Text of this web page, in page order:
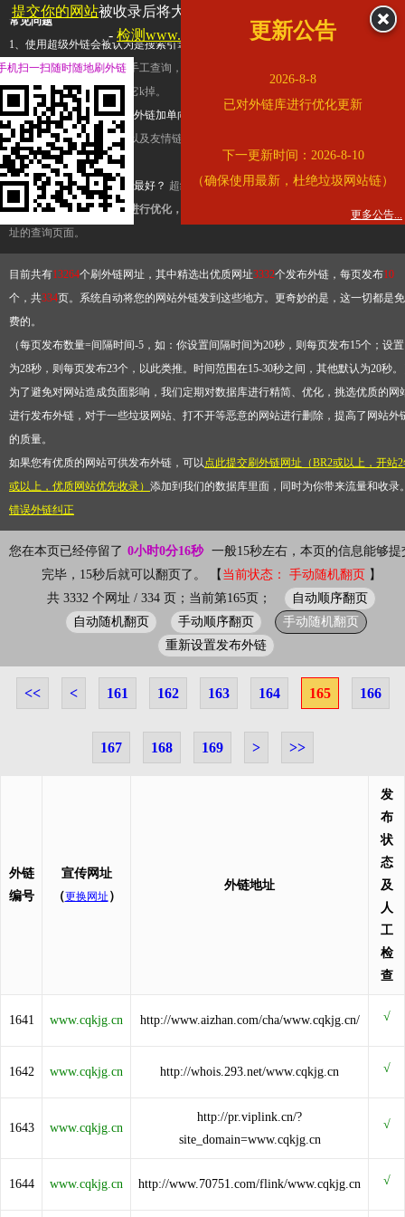
常见问题
1、使用超级外链会被认为是搜索引擎优化作弊吗？ 超级外链只是一个简便而集成
查询工具，模拟的是正常手工查询，不是作弊。如果是作弊，那您可以使用超级外
推广竞争对手的网址，让它k掉。
2、网站优化单纯依靠超级外链加单向链接可行吗？
链，需要结合普通的外链以及友情链接，您可以到站长论坛发布外链，到友情链接
台交换友情链接。
3、如何使用超级外链效果最好？ 超级外链不同于普通的外链，它是动态的链接，
有频繁使用超级外链工具进行优化，才能获得稳定的外链
，最终使搜索引擎收录带
址的查询页面。
目前共有13264个刷外链网址，其中精选出优质网址3332个发布外链，每页发布10
个，共334页。系统自动将您的网站外链发到这些地方。更奇妙的是，这一切都是免
费的。
（每页发布数量=间隔时间-5，如：你设置间隔时间为20秒，则每页发布15个；设置
为28秒，则每页发布23个，以此类推。时间范围在15-30秒之间，其他默认为20秒
为了避免对网站造成负面影响，我们定期对数据库进行精简、优化，挑选优质的网
进行发布外链，对于一些垃圾网站、打不开等恶意的网站进行删除，提高了网站外
的质量。
如果您有优质的网站可供发布外链，可以点此提交刷外链网址（BR2或以上，开站
或以上，优质网站优先收录） 添加到我们的数据库里面，同时为你带来流量和收录
错误外链纠正
您在本页已经停留了 0小时0分16秒 一般15秒左右，本页的信息能够提
完毕，15秒后就可以翻页了。 【 当前状态： 手动随机翻页 】
共 3332 个网址 / 334 页；当前第165页；
自动顺序翻页
自动随机翻页
手动顺序翻页
手动随机翻页
重新设置发布外链
<< < 161 162 163 164 165 166
167 168 169 > >>
外链
编号
宣传网址
（更换网址 ）
外链地址
发
布
状
态
及
人
工
检
查
1641 www.cqkjg.cn http://www.aizhan.com/cha/www.cqkjg.cn/
1642 www.cqkjg.cn http://whois.293.net/www.cqkjg.cn
1643 www.cqkjg.cn
http://pr.viplink.cn/?
site_domain=www.cqkjg.cn
1644 www.cqkjg.cn http://www.70751.com/flink/www.cqkjg.cn
提交你的网站被收录后将大幅提升流量和外链，
查看展示页面
- 检测www.cqkjg.cn是否收录更新公告
2026-8-8
已对外链库进行优化更新
下一更新时间：2026-8-10
（确保使用最新，杜绝垃圾网站链）
更多公告...
机扫一扫随时随地刷外链